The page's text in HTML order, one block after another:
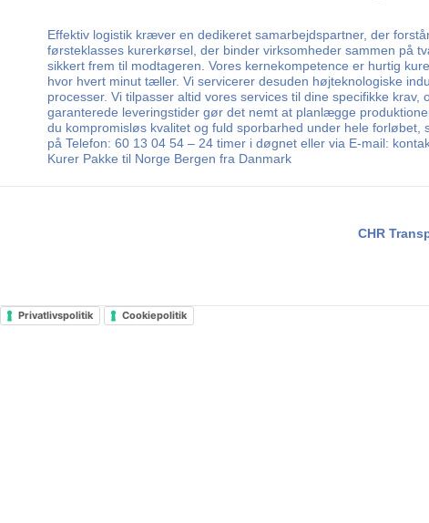
Effektiv logistik kræver en dedikeret samarbejdspartner, der
førsteklasses kurerkørsel, der binder virksomheder sammen på
sikkert frem til modtageren. Vores kernekompetence er hurtig
hvor hvert minut tæller. Vi servicerer desuden højteknologiske
processer. Vi tilpasser altid vores services til dine specifikke
garanterede leveringstider gør det nemt at planlægge
du kompromisløs kvalitet og fuld sporbarhed under hele
på Telefon: 60 13 04 54 – 24 timer i døgnet eller via E-mail:
Kurer Pakke til Norge Bergen fra Danmark
CHR
Privatlivspolitik Cookiepolitik